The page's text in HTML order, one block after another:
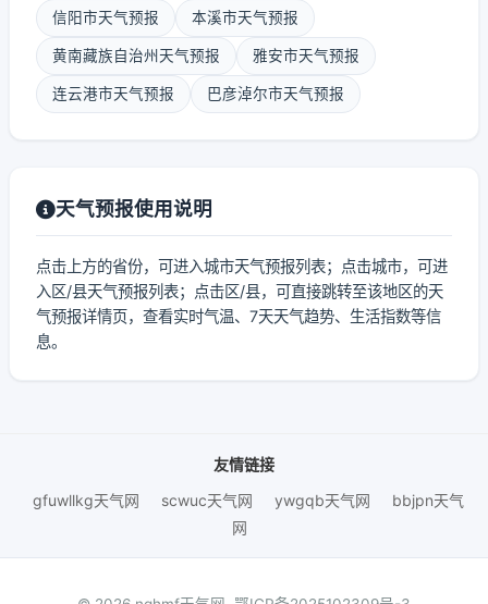
信阳市天气预报 本溪市天气预报
黄南藏族自治州天气预报 雅安市天气预报
连云港市天气预报 巴彦淖尔市天气预报
天气预报使用说明
点击上方的省份，可进入城市天气预报列表；点击城市，可进
入区/县天气预报列表；点击区/县，可直接跳转至该地区的天
气预报详情页，查看实时气温、7天天气趋势、生活指数等信
息。
友情链接
gfuwllkg天气网
scwuc天气网 ywgqb天气网
bbjpn天气
网